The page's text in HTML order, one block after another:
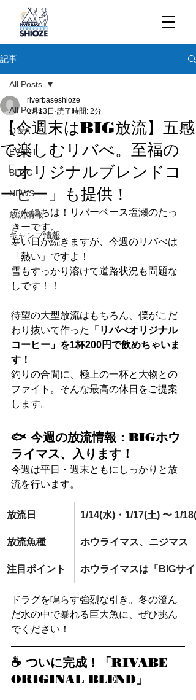
記事
All Posts
Q＆A
EVENT
BLOG
NEWS
放流情報
キャンプ情報
All Posts
【今週末はBIG放流】五感
で楽しむリバべ。至福の
「オリジナルブレンドコ
ーヒー」も提供！
riverbaseshioze
1月13日 読了時間: 2分
こんにちは！リバーベース塩瀬のたっ
きーです。
寒い日が続きますが、今週のリバべは
「熱い」ですよ！
雪もすっかり溶けて道路状況も問題な
しです！！
待望の大型放流はもちろん、僕がこだ
わり抜いて作った
「リバべオリジナル
コーヒー」を1杯200円で飲めちゃいま
す！
釣りの合間に、極上の一杯と大物との
ファイト。そんな最高の休日をご提案
します。
🐟 今週の放流情報：BIGホウ
ライマス、入ります！
今週は平日・週末ともにしっかりと放
流を行います。
放流日 1/14(水)・1/17(土) 〜 1/18(
放流魚種 ホウライマス、ニジマス
注目ポイント ホウライマスは「BIGサ
ドラグを鳴らす強烈な引き。冬の澄ん
だ水の中で暴れる巨大魚に、ぜひ挑ん
でください！
☕️ ついに完成！「RIVABE
ORIGINAL BLEND」